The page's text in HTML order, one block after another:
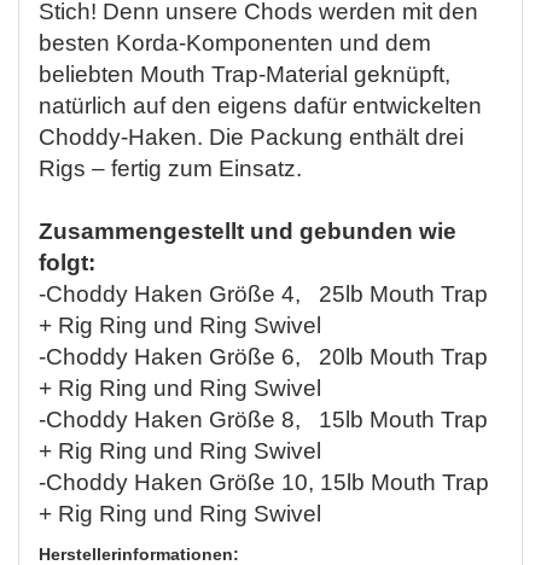
Stich! Denn unsere Chods werden mit den
besten Korda-Komponenten und dem
beliebten Mouth Trap-Material geknüpft,
natürlich auf den eigens dafür entwickelten
Choddy-Haken. Die Packung enthält drei
Rigs – fertig zum Einsatz.
Zusammengestellt und gebunden wie
folgt:
-Choddy Haken Größe 4, 25lb Mouth Trap
+ Rig Ring und Ring Swivel
-Choddy Haken Größe 6, 20lb Mouth Trap
+ Rig Ring und Ring Swivel
-Choddy Haken Größe 8, 15lb Mouth Trap
+ Rig Ring und Ring Swivel
-Choddy Haken Größe 10, 15lb Mouth Trap
+ Rig Ring und Ring Swivel
Herstellerinformationen: